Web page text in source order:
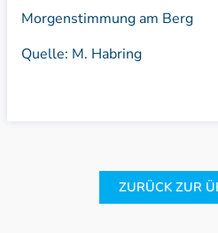
Morgenstimmung am Berg
Quelle: M. Habring
ZURÜCK ZUR